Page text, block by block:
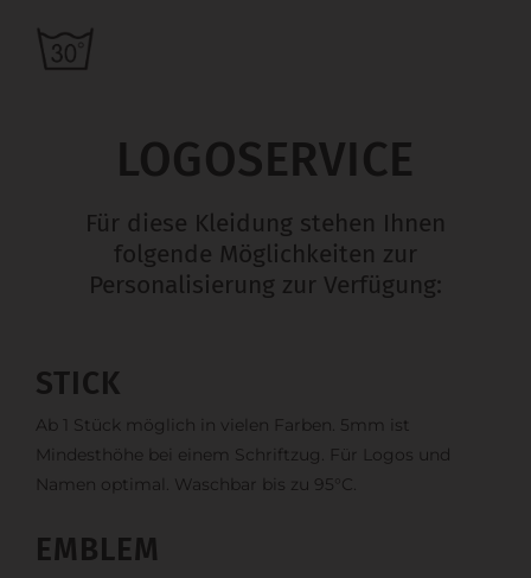
LOGOSERVICE
Für diese Kleidung stehen Ihnen
folgende Möglichkeiten zur
Personalisierung zur Verfügung:
STICK
Ab 1 Stück möglich in vielen Farben. 5mm ist
Mindesthöhe bei einem Schriftzug. Für Logos und
Namen optimal. Waschbar bis zu 95°C.
EMBLEM